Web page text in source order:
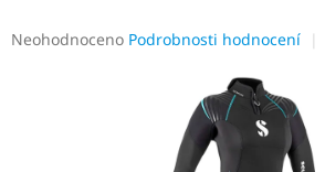
Průměrné
Neohodnoceno Podrobnosti hodnocení